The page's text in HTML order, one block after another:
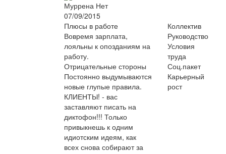
Муррена Нет
07/09/2015
Плюсы в работе
Вовремя зарплата,
лояльны к опозданиям на
работу.
Отрицательные стороны
Постоянно выдумываются
новые глупые правила.
КЛИЕНТЫ! - вас
заставляют писать на
диктофон!!! Только
привыкнешь к одним
идиотским идеям, как
всех снова собирают за
Коллектив
Руководство
Условия
труда
Соц.пакет
Карьерный
рост